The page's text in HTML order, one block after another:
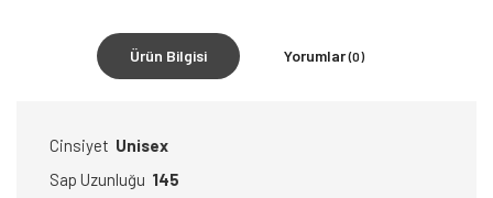
Ürün Bilgisi Yorumlar(0)
Cinsiyet Unisex
Sap Uzunluğu 145